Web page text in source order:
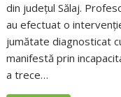
din județul Sălaj.
au efectuat o
jumătate diagnosticat
manifestă prin
a trece…